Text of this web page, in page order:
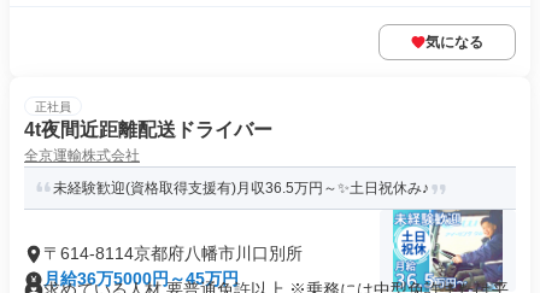
気になる
正社員
4t夜間近距離配送ドライバー
全京運輸株式会社
未経験歓迎(資格取得支援有)月収36.5万円～✨土日祝休み♪
〒614-8114京都府八幡市川口別所
月給36万5000円～45万円